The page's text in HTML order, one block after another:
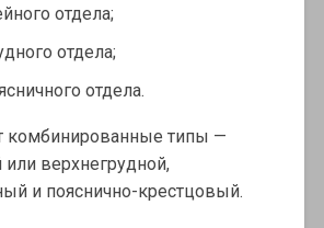
отдела;
отдела;
отдела.
типы —
верхнегрудной,
и пояснично-крестцовый.